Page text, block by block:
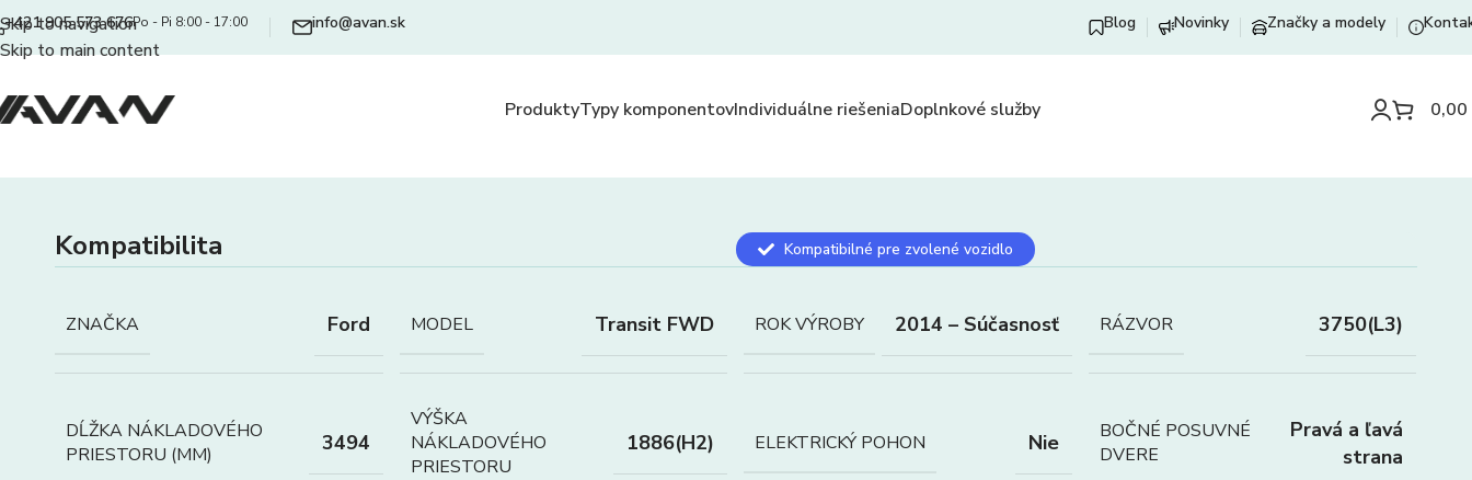
Skip to navigation
Skip to main content
+421 905 573 676Po - Pi 8:00 - 17:00 info@avan.sk Blog Novinky Značky a modely
ProduktyTypy komponentovIndividuálne riešeniaDoplnkové služby 0,00
Kompatibilita Kompatibilné pre zvolené vozidlo
ZNAČKA Ford MODEL Transit FWD ROK VÝROBY 2014 – Súčasnosť RÁZVOR 3750(L3)
DĹŽKA NÁKLADOVÉHO
PRIESTORU (MM)
3494
VÝŠKA
NÁKLADOVÉHO
PRIESTORU
1886(H2) ELEKTRICKÝ POHON Nie
BOČNÉ POSUVNÉ
DVERE
Pravá a ľavá
strana